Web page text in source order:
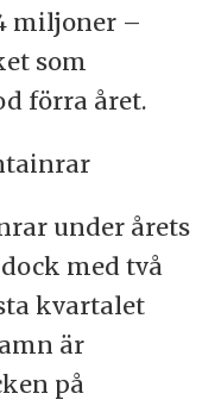
miljoner –
som
förra året.
under årets
med två
kvartalet
är
på